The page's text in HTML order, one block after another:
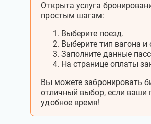
Открыта услуга
простым шагам:
Выберите поезд.
Выберите тип вагона и
Заполните данные
На странице оплаты
Вы можете забронировать
отличный выбор, если ваши
удобное время!